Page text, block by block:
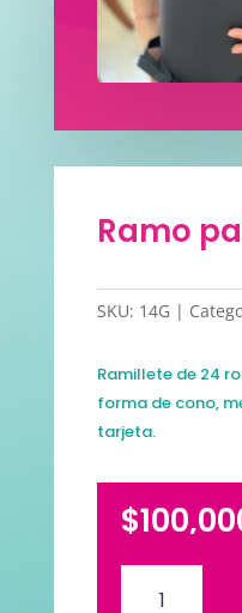
Ramo
SKU: 14G
Ramillete de 24
forma de cono,
tarjeta.
$